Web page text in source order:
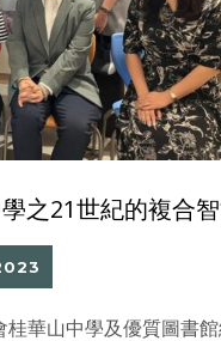
之21世紀的複合
華山中學及優質圖書